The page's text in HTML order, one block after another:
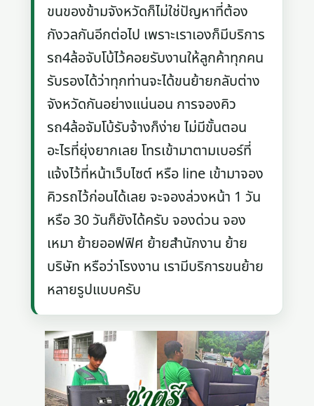
ขนของข้ามจังหวัดก็ไม่ใช่ปัญหาที่ต้อง
กังวลกันอีกต่อไป เพราะเราเองก็มีบริการ
รถ4ล้อจับโบ้ไว้คอยรับงานให้ลูกค้าทุกคน
รับรองได้ว่าทุกท่านจะได้ขนย้ายกลับต่าง
จังหวัดกันอย่างแน่นอน การจองคิว
รถ4ล้อจัมโบ้รับจ้างก็ง่าย ไม่มีขั้นตอน
อะไรที่ยุ่งยากเลย โทรเข้ามาตามเบอร์ที่
แจ้งไว้ที่หน้าเว็บไซต์ หรือ line เข้ามาจอง
คิวรถไว้ก่อนได้เลย จะจองล่วงหน้า 1 วัน
หรือ 30 วันก็ยังได้ครับ จองด่วน จอง
เหมา ย้ายออฟฟิศ ย้ายสำนักงาน ย้าย
บริษัท หรือว่าโรงงาน เรามีบริการขนย้าย
หลายรูปแบบครับ